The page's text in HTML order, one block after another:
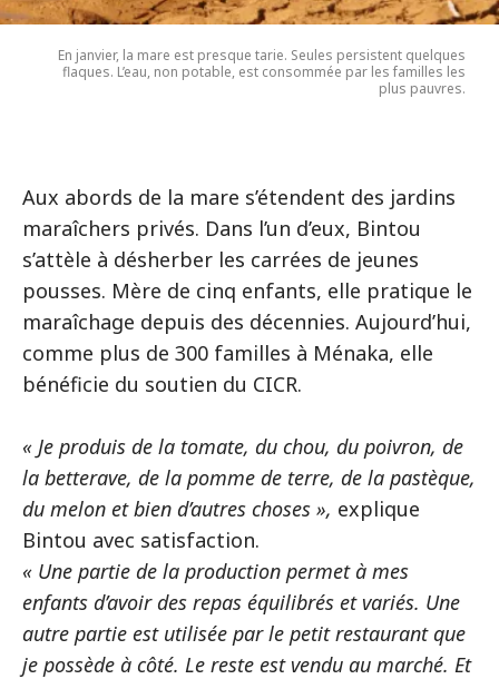
En janvier, la mare est presque tarie. Seules persistent quelques
flaques. L’eau, non potable, est consommée par les familles les
plus pauvres.
Aux abords de la mare s’étendent des jardins
maraîchers privés. Dans l’un d’eux, Bintou
s’attèle à désherber les carrées de jeunes
pousses. Mère de cinq enfants, elle pratique le
maraîchage depuis des décennies. Aujourd’hui,
comme plus de 300 familles à Ménaka, elle
bénéficie du soutien du CICR.
« Je produis de la tomate, du chou, du poivron, de
la betterave, de la pomme de terre, de la pastèque,
du melon et bien d’autres choses », explique
Bintou avec satisfaction.
« Une partie de la production permet à mes
enfants d’avoir des repas équilibrés et variés. Une
autre partie est utilisée par le petit restaurant que
je possède à côté. Le reste est vendu au marché. Et